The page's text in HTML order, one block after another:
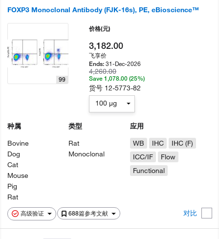
FOXP3 Monoclonal Antibody (FJK-16s), PE, eBioscience™
高级验证 688篇参考文献 对比
99
种属
Bovine
Dog
Cat
Mouse
Pig
Rat
类型
Rat
Monoclonal
应用
WB
IHC
IHC (F)
ICC/IF
Flow
Functional
价格(元)
3,182.00
飞享价
Ends:31-Dec-2026
4,260.00
Save 1,078.00 (25%)
货号 12-5773-82
100 µg